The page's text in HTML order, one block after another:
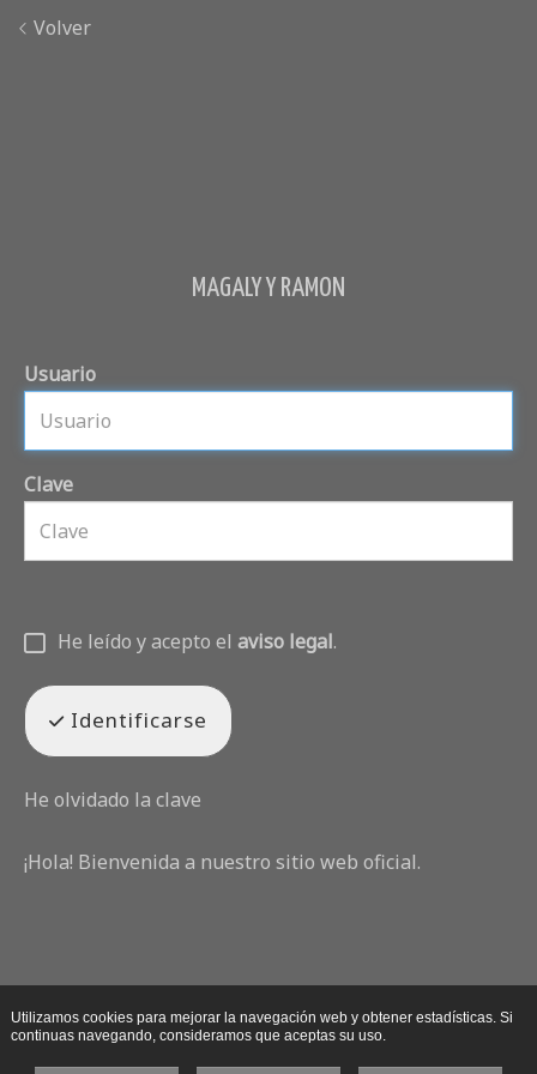
Volver
MAGALY Y RAMON
Usuario
Clave
He leído y acepto el aviso legal.
Identificarse
He olvidado la clave
¡Hola! Bienvenida a nuestro sitio web oficial.
Utilizamos cookies para mejorar la navegación web y obtener estadísticas. Si
continuas navegando, consideramos que aceptas su uso.